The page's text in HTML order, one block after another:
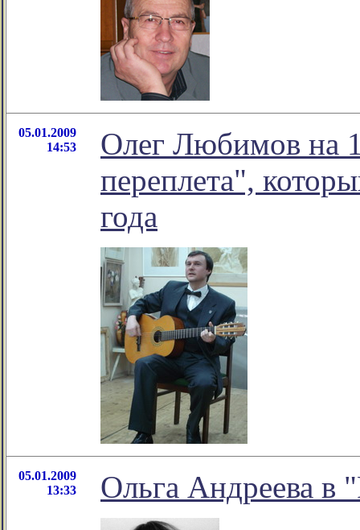
05.01.2009
14:53
Олег Любимов на
переплета",
года
05.01.2009
13:33
Ольга Андреева в